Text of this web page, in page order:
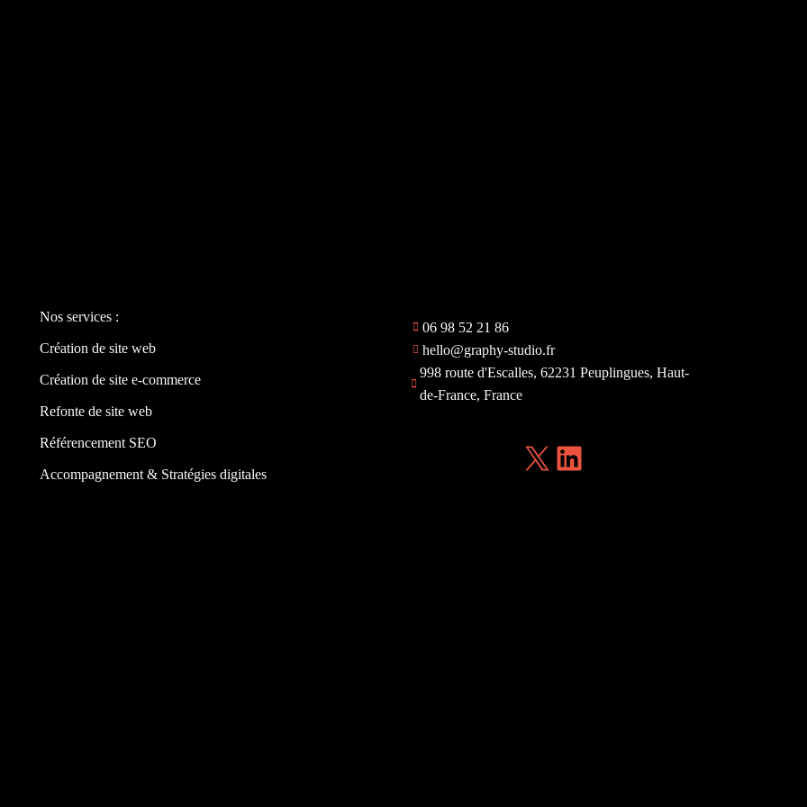
Nos services :
Création de site web
Création de site e-commerce
Refonte de site web
Référencement SEO
Accompagnement & Stratégies digitales
06 98 52 21 86
hello@graphy-studio.fr
998 route d'Escalles, 62231 Peuplingues, Haut-
de-France, France